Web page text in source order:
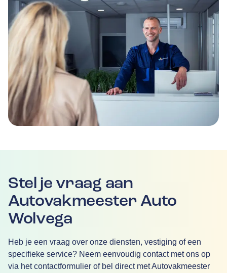
Stel je vraag aan
Autovakmeester Auto
Wolvega
Heb je een vraag over onze diensten, vestiging of een
specifieke service? Neem eenvoudig contact met ons op
via het contactformulier of bel direct met Autovakmeester